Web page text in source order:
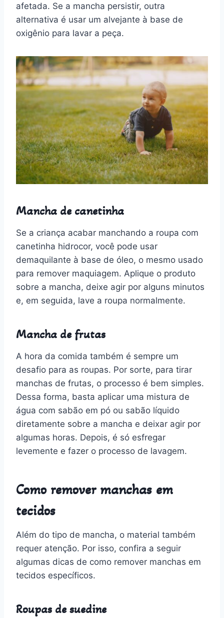
afetada. Se a mancha persistir, outra
alternativa é usar um alvejante à base de
oxigênio para lavar a peça.
Mancha de canetinha
Se a criança acabar manchando a roupa com
canetinha hidrocor, você pode usar
demaquilante à base de óleo, o mesmo usado
para remover maquiagem. Aplique o produto
sobre a mancha, deixe agir por alguns minutos
e, em seguida, lave a roupa normalmente.
Mancha de frutas
A hora da comida também é sempre um
desafio para as roupas. Por sorte, para tirar
manchas de frutas, o processo é bem simples.
Dessa forma, basta aplicar uma mistura de
água com sabão em pó ou sabão líquido
diretamente sobre a mancha e deixar agir por
algumas horas. Depois, é só esfregar
levemente e fazer o processo de lavagem.
Como remover manchas em
tecidos
Além do tipo de mancha, o material também
requer atenção. Por isso, confira a seguir
algumas dicas de como remover manchas em
tecidos específicos.
Roupas de suedine